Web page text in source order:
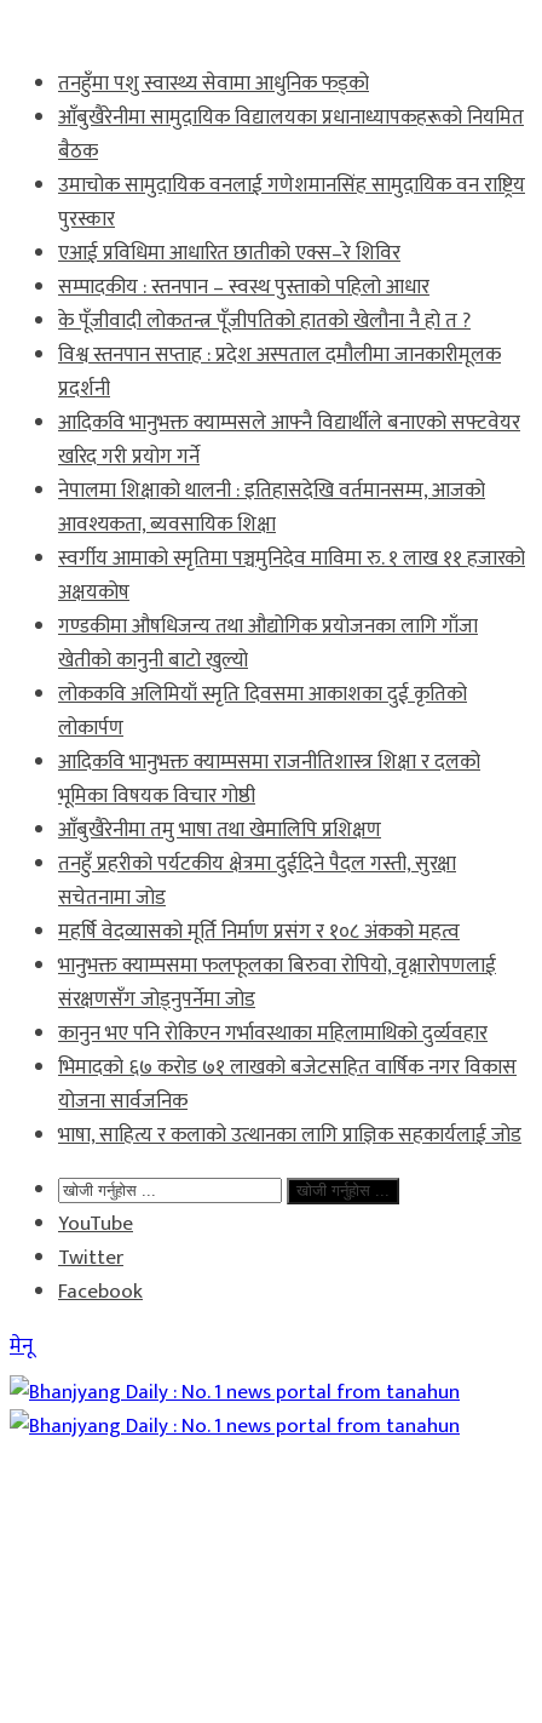
तनहुँमा पशु स्वास्थ्य सेवामा आधुनिक फड्को
आँबुखैरेनीमा सामुदायिक विद्यालयका प्रधानाध्यापकहरूको नियमित
बैठक
उमाचोक सामुदायिक वनलाई गणेशमानसिंह सामुदायिक वन राष्ट्रिय
पुरस्कार
एआई प्रविधिमा आधारित छातीको एक्स–रे शिविर
सम्पादकीय : स्तनपान – स्वस्थ पुस्ताको पहिलो आधार
के पूँजीवादी लोकतन्त्र पूँजीपतिको हातको खेलौना नै हो त ?
विश्व स्तनपान सप्ताह : प्रदेश अस्पताल दमौलीमा जानकारीमूलक
प्रदर्शनी
आदिकवि भानुभक्त क्याम्पसले आफ्नै विद्यार्थीले बनाएको सफ्टवेयर
खरिद गरी प्रयोग गर्ने
नेपालमा शिक्षाको थालनी : इतिहासदेखि वर्तमानसम्म, आजको
आवश्यकता, ब्यवसायिक शिक्षा
स्वर्गीय आमाको स्मृतिमा पञ्चमुनिदेव माविमा रु. १ लाख ११ हजारको
अक्षयकोष
गण्डकीमा औषधिजन्य तथा औद्योगिक प्रयोजनका लागि गाँजा
खेतीको कानुनी बाटो खुल्यो
लोककवि अलिमियाँ स्मृति दिवसमा आकाशका दुई कृतिको
लोकार्पण
आदिकवि भानुभक्त क्याम्पसमा राजनीतिशास्त्र शिक्षा र दलको
भूमिका विषयक विचार गोष्ठी
आँबुखैरेनीमा तमु भाषा तथा खेमालिपि प्रशिक्षण
तनहुँ प्रहरीको पर्यटकीय क्षेत्रमा दुईदिने पैदल गस्ती, सुरक्षा
सचेतनामा जोड
महर्षि वेदव्यासको मूर्ति निर्माण प्रसंग र १०८ अंकको महत्व
भानुभक्त क्याम्पसमा फलफूलका बिरुवा रोपियो, वृक्षारोपणलाई
संरक्षणसँग जोड्नुपर्नेमा जोड
कानुन भए पनि रोकिएन गर्भावस्थाका महिलामाथिको दुर्व्यवहार
भिमादको ६७ करोड ७१ लाखको बजेटसहित वार्षिक नगर विकास
योजना सार्वजनिक
भाषा, साहित्य र कलाको उत्थानका लागि प्राज्ञिक सहकार्यलाई जोड
खोजी गर्नुहोस ...
YouTube
Twitter
Facebook
मेनू